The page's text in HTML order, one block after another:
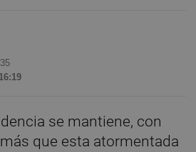
se mantiene, con
que esta atormentada